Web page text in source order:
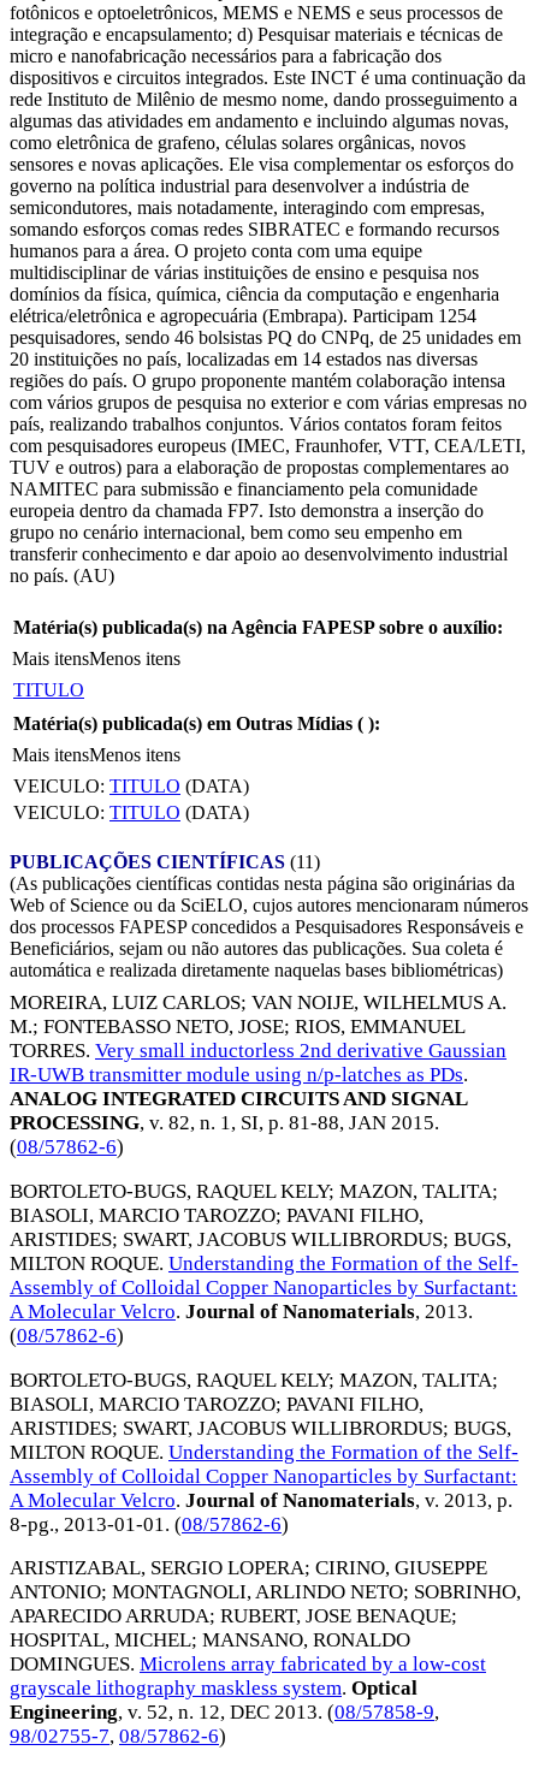
fotônicos e optoeletrônicos, MEMS e NEMS e seus processos de
integração e encapsulamento; d) Pesquisar materiais e técnicas de
micro e nanofabricação necessários para a fabricação dos
dispositivos e circuitos integrados. Este INCT é uma continuação da
rede Instituto de Milênio de mesmo nome, dando prosseguimento a
algumas das atividades em andamento e incluindo algumas novas,
como eletrônica de grafeno, células solares orgânicas, novos
sensores e novas aplicações. Ele visa complementar os esforços do
governo na política industrial para desenvolver a indústria de
semicondutores, mais notadamente, interagindo com empresas,
somando esforços comas redes SIBRATEC e formando recursos
humanos para a área. O projeto conta com uma equipe
multidisciplinar de várias instituições de ensino e pesquisa nos
domínios da física, química, ciência da computação e engenharia
elétrica/eletrônica e agropecuária (Embrapa). Participam 1254
pesquisadores, sendo 46 bolsistas PQ do CNPq, de 25 unidades em
20 instituições no país, localizadas em 14 estados nas diversas
regiões do país. O grupo proponente mantém colaboração intensa
com vários grupos de pesquisa no exterior e com várias empresas no
país, realizando trabalhos conjuntos. Vários contatos foram feitos
com pesquisadores europeus (IMEC, Fraunhofer, VTT, CEA/LETI,
TUV e outros) para a elaboração de propostas complementares ao
NAMITEC para submissão e financiamento pela comunidade
europeia dentro da chamada FP7. Isto demonstra a inserção do
grupo no cenário internacional, bem como seu empenho em
transferir conhecimento e dar apoio ao desenvolvimento industrial
no país. (AU)
Matéria(s) publicada(s) na Agência FAPESP sobre o auxílio:
Mais itensMenos itens
TITULO
Matéria(s) publicada(s) em Outras Mídias ( ):
Mais itensMenos itens
VEICULO: TITULO (DATA)
VEICULO: TITULO (DATA)
PUBLICAÇÕES CIENTÍFICAS (11)
(As publicações científicas contidas nesta página são originárias da
Web of Science ou da SciELO, cujos autores mencionaram números
dos processos FAPESP concedidos a Pesquisadores Responsáveis e
Beneficiários, sejam ou não autores das publicações. Sua coleta é
automática e realizada diretamente naquelas bases bibliométricas)
MOREIRA, LUIZ CARLOS; VAN NOIJE, WILHELMUS A.
M.; FONTEBASSO NETO, JOSE; RIOS, EMMANUEL
TORRES. Very small inductorless 2nd derivative Gaussian
IR-UWB transmitter module using n/p-latches as PDs.
ANALOG INTEGRATED CIRCUITS AND SIGNAL
PROCESSING, v. 82, n. 1, SI, p. 81-88, JAN 2015.
(08/57862-6)
BORTOLETO-BUGS, RAQUEL KELY; MAZON, TALITA;
BIASOLI, MARCIO TAROZZO; PAVANI FILHO,
ARISTIDES; SWART, JACOBUS WILLIBRORDUS; BUGS,
MILTON ROQUE. Understanding the Formation of the Self-
Assembly of Colloidal Copper Nanoparticles by Surfactant:
A Molecular Velcro. Journal of Nanomaterials, 2013.
(08/57862-6)
BORTOLETO-BUGS, RAQUEL KELY; MAZON, TALITA;
BIASOLI, MARCIO TAROZZO; PAVANI FILHO,
ARISTIDES; SWART, JACOBUS WILLIBRORDUS; BUGS,
MILTON ROQUE. Understanding the Formation of the Self-
Assembly of Colloidal Copper Nanoparticles by Surfactant:
A Molecular Velcro. Journal of Nanomaterials, v. 2013, p.
8-pg., 2013-01-01 . (08/57862-6)
ARISTIZABAL, SERGIO LOPERA; CIRINO, GIUSEPPE
ANTONIO; MONTAGNOLI, ARLINDO NETO; SOBRINHO,
APARECIDO ARRUDA; RUBERT, JOSE BENAQUE;
HOSPITAL, MICHEL; MANSANO, RONALDO
DOMINGUES. Microlens array fabricated by a low-cost
grayscale lithography maskless system. Optical
Engineering, v. 52, n. 12, DEC 2013. (08/57858-9,
98/02755-7, 08/57862-6)